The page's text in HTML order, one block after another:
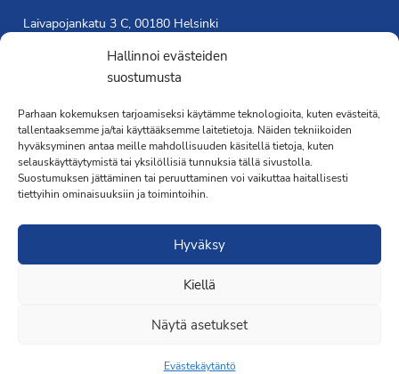
Hallinnoi evästeiden
suostumusta
Parhaan kokemuksen tarjoamiseksi käytämme teknologioita, kuten evästeitä,
tallentaaksemme ja/tai käyttääksemme laitetietoja. Näiden tekniikoiden
hyväksyminen antaa meille mahdollisuuden käsitellä tietoja, kuten
selauskäyttäytymistä tai yksilöllisiä tunnuksia tällä sivustolla.
Suostumuksen jättäminen tai peruuttaminen voi vaikuttaa haitallisesti
tiettyihin ominaisuuksiin ja toimintoihin.
Hyväksy
Kiellä
Näytä asetukset
Evästekäytäntö
Liity jäseneksi
Laivapojankatu 3 C, 00180 Helsinki
Saavutettavuusseloste »
Toiminnanjohtaja
Kimmo Järvinen
Terveydenhoitaja
041 501 4176
·Toteutus ja ylläpitoMMD Networks